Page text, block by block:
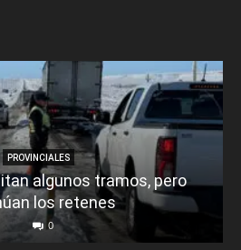
PROVINCIALES
algunos tramos, pero
los retenes
0